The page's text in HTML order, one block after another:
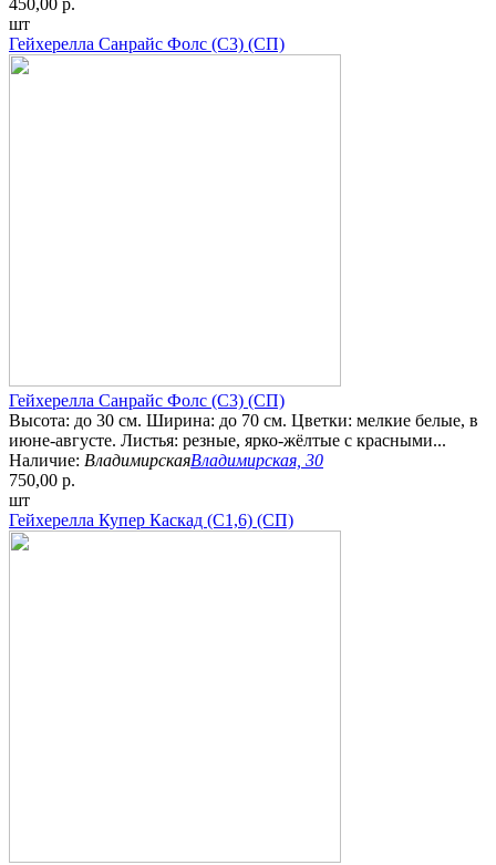
шт
Гейхерелла Санрайс Фолс (С3) (СП)
Гейхерелла Санрайс Фолс (С3) (СП)
Высота: до 30 см. Ширина: до 70 см. Цветки: мелкие белые, в
июне-августе. Листья: резные, ярко-жёлтые с красными...
Наличие: ВладимирскаяВладимирская, 30
750,00 р.
шт
Гейхерелла Купер Каскад (С1,6) (СП)